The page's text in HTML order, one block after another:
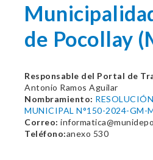
de Pocollay
Responsable del Portal de
Antonio Ramos Aguilar
Nombramiento:
MUNICIPAL N°150-2024-GM-
Correo:
Teléfono:anexo 530